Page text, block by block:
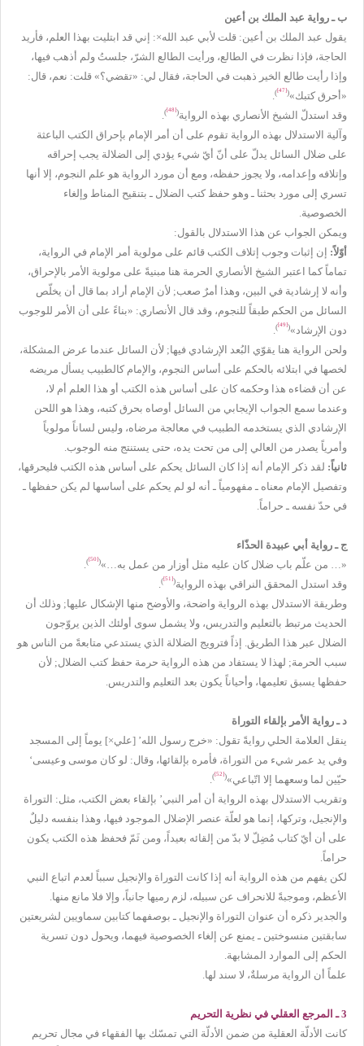
ب ـ رواية عبد الملك بن أعين
يقول عبد الملك بن أعين: قلت لأبي عبد الله×: إني قد ابتليت بهذا العلم، فأريد
الحاجة، فإذا نظرت في الطالع، ورأيت الطالع الشرّ، جلستُ ولم أذهب فيها،
وإذا رأيت طالع الخير ذهبت في الحاجة، فقال لي: «تقضي؟» قلت: نعم، قال:
«أحرق كتبك»(
[47]
)
وقد استدلّ الشيخ الأنصاري بهذه الرواية(
[48]
)
وآلية الاستدلال بهذه الرواية تقوم على أن أمر الإمام بإحراق الكتب الباعثة
على ضلال السائل يدلّ على أنّ أيّ شيء يؤدي إلى الضلالة يجب إحراقه
وإتلافه وإعدامه، ولا يجوز حفظه، ومع أن مورد الرواية هو علم النجوم، إلا أنها
تسري إلى مورد بحثنا ـ وهو حفظ كتب الضلال ـ بتنقيح المناط وإلغاء
الخصوصية.
ويمكن الجواب عن هذا الاستدلال بالقول:
أوّلاً: إن إثبات وجوب إتلاف الكتب قائم على مولوية أمر الإمام في الرواية،
تماماً كما اعتبر الشيخ الأنصاري الحرمة هنا مبنيةً على مولوية الأمر بالإحراق،
وأنه لا إرشادية في البين، وهذا أمرٌ صعب; لأن الإمام أراد بما قال أن يخلّص
السائل من الحكم طبقاً للنجوم، وقد قال الأنصاري: «بناءً على أن الأمر للوجوب
دون الإرشاد»(
[49]
)
ولحن الرواية هنا يقوّي البُعد الإرشادي فيها; لأن السائل عندما عرض المشكلة،
لخصها في ابتلائه بالحكم على أساس النجوم، والإمام كالطبيب يسأل مريضه
عن أن قضاءه هذا وحكمه كان على أساس هذه الكتب أو هذا العلم أم لا،
وعندما سمع الجواب الإيجابي من السائل أوصاه بحرق كتبه، وهذا هو اللحن
الإرشادي الذي يستخدمه الطبيب في معالجة مرضاه، وليس لساناً مولوياً
وأمرياً يصدر من العالي إلى من تحت يده، حتى يستنتج منه الوجوب.
ثانياً: لقد ذكر الإمام أنه إذا كان السائل يحكم على أساس هذه الكتب فليحرقها،
وتفصيل الإمام معناه ـ مفهومياً ـ أنه لو لم يحكم على أساسها لم يكن حفظها ـ
في حدّ نفسه ـ حراماً.
ج ـ رواية أبي عبيدة الحذّاء
«… من علّم باب ضلال كان عليه مثل أوزار من عمل به…»(
[50]
)
وقد استدل المحقق النراقي بهذه الرواية(
[51]
)
وطريقة الاستدلال بهذه الرواية واضحة، والأوضح منها الإشكال عليها; وذلك أن
الحديث مرتبط بالتعليم والتدريس، ولا يشمل سوى أولئك الذين يروّجون
الضلال عبر هذا الطريق. إذاً فترويج الضلالة الذي يستدعي متابعةً من الناس هو
سبب الحرمة; لهذا لا يستفاد من هذه الرواية حرمة حفظ كتب الضلال; لأن
حفظها يسبق تعليمها، وأحياناً يكون بعد التعليم والتدريس.
د ـ رواية الأمر بإلقاء التوراة
ينقل العلامة الحلي روايةً تقول: «خرج رسول الله’ ]علي×[ يوماً إلى المسجد
وفي يد عمر شيء من التوراة، فأمره بإلقائها، وقال: لو كان موسى وعيسى‘
حيّين لما وسعهما إلا اتّباعي»(
[52]
)
وتقريب الاستدلال بهذه الرواية أن أمر النبي’ بإلقاء بعض الكتب، مثل: التوراة
والإنجيل، وتركها، إنما هو لعلّة عنصر الإضلال الموجود فيها، وهذا بنفسه دليلٌ
على أن أيّ كتاب مُضِلّ لا بدّ من إلقائه بعيداً، ومن ثَمّ فحفظ هذه الكتب يكون
حراماً.
لكن يفهم من هذه الرواية أنه إذا كانت التوراة والإنجيل سبباً لعدم اتباع النبي
الأعظم، وموجبةً للانحراف عن سبيله، لزم رميها جانباً، وإلا فلا مانع منها.
والجدير ذكره أن عنوان التوراة والإنجيل ـ بوصفهما كتابين سماويين لشريعتين
سابقتين منسوختين ـ يمنع عن إلغاء الخصوصية فيهما، ويحول دون تسرية
الحكم إلى الموارد المشابهة.
علماً أن الرواية مرسلةٌ، لا سند لها.
3 ـ المرجع العقلي في نظرية التحريم
كانت الأدلّة العقلية من ضمن الأدلّة التي تمسّك بها الفقهاء في مجال تحريم